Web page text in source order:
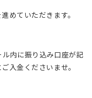
めていただきます。
内に振り込み口座が記
入金くださいませ。